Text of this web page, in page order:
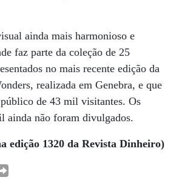
ainda mais harmonioso e
faz parte da coleção de 25
no mais recente edição da
realizada em Genebra, e que
de 43 mil visitantes. Os
ainda não foram divulgados.
edição 1320 da Revista Dinheiro)